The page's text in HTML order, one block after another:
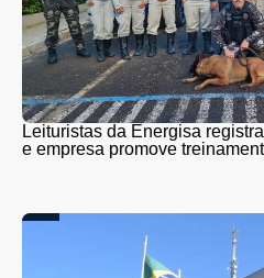
Leituristas da Energisa
e empresa promove